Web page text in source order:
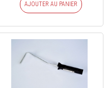
AJOUTER AU PANIER